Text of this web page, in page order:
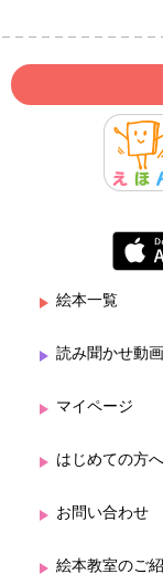
絵本一覧
読み聞かせ動
マイページ
はじめての方へ
お問い合わせ
絵本教室のご